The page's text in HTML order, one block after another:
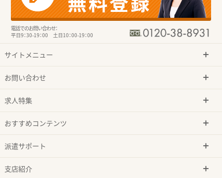
電話でのお問い合わせ：
平日9：30-19：00 土日10：00-19：00
サイトメニュー
お問い合わせ
求人特集
おすすめコンテンツ
派遣サポート
支店紹介